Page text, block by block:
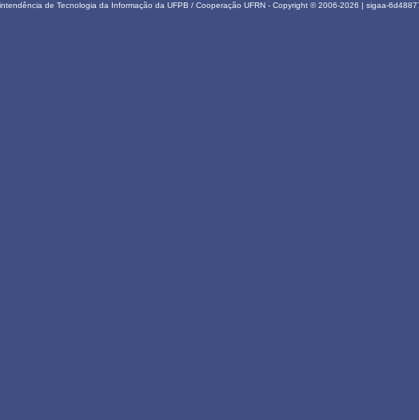
de Tecnologia da Informação da UFPB / Cooperação UFRN - Copyright © 2006-2026 | sigaa-